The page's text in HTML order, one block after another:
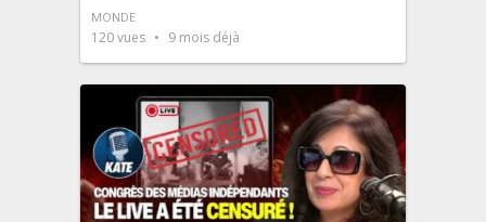
MONDE
120vues 9 mois déjà